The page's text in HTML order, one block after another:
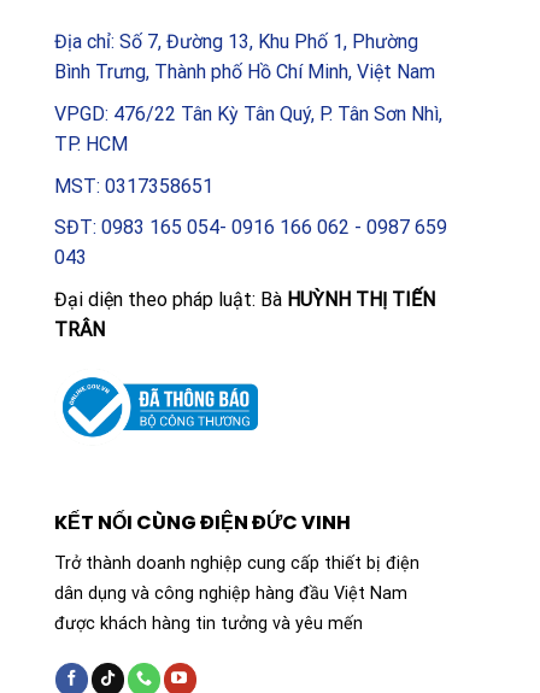
Địa chỉ: Số 7, Đường 13, Khu Phố 1, Phường
Bình Trưng, Thành phố Hồ Chí Minh, Việt Nam
VPGD: 476/22 Tân Kỳ Tân Quý, P. Tân Sơn Nhì,
TP. HCM
MST: 0317358651
SĐT: 0983 165 054- 0916 166 062 - 0987 659
043
Đại diện theo pháp luật: Bà HUỲNH THỊ TIẾN
TRÂN
KẾT NỐI CÙNG ĐIỆN ĐỨC VINH
Trở thành doanh nghiệp cung cấp thiết bị điện
dân dụng và công nghiệp hàng đầu Việt Nam
được khách hàng tin tưởng và yêu mến